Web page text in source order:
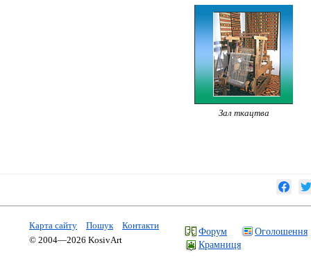
Зал ткацтва
Карта сайту Пошук
Контакти
© 2004—2026 KosivArt
Форум
Оголошення
Крамниця